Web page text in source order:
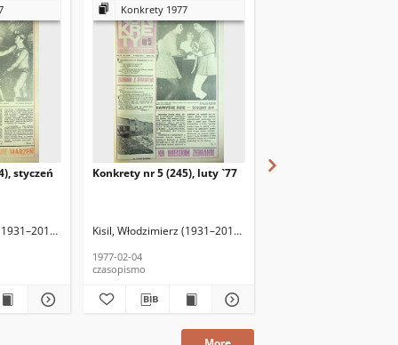
(1952–2016) (fotoreporter)
styczeń
(red. nacz.) Raczkowiak, Krzysztof (1952–2016) (fotoreporter)
Konkrety 1977
Konkrety nr 5 (245), luty `77
Kisil, Włodzimierz (1931–2013) (red. nacz.)
1977-02-04
czasopismo